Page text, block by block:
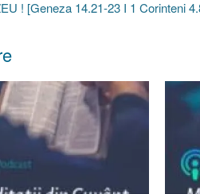
! [Geneza 14.21-23 I 1 Corinteni